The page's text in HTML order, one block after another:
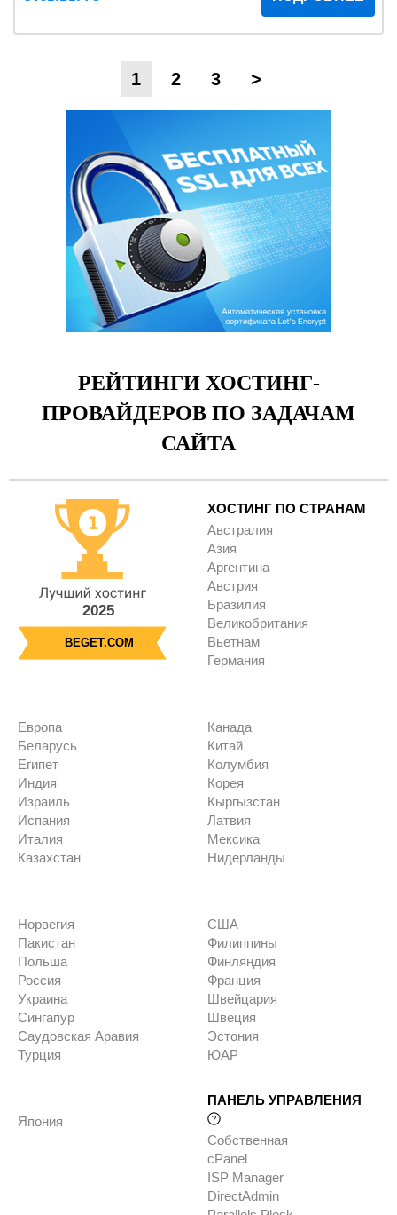
1 2 3 >
РЕЙТИНГИ ХОСТИНГ-
ПРОВАЙДЕРОВ ПО ЗАДАЧАМ
САЙТА
2025
BEGET.COM
ХОСТИНГ ПО СТРАНАМ
Австралия
Азия
Аргентина
Австрия
Бразилия
Великобритания
Вьетнам
Германия
Европа
Беларусь
Египет
Индия
Израиль
Испания
Италия
Казахстан
Канада
Китай
Колумбия
Корея
Кыргызстан
Латвия
Мексика
Нидерланды
Норвегия
Пакистан
Польша
Россия
Украина
Сингапур
Саудовская Аравия
Турция
США
Филиппины
Финляндия
Франция
Швейцария
Швеция
Эстония
ЮАР
Япония
ПАНЕЛЬ УПРАВЛЕНИЯ
Собственная
cPanel
ISP Manager
DirectAdmin